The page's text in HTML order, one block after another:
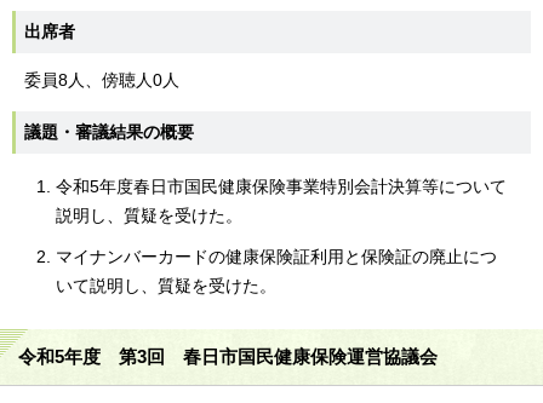
出席者
委員8人、傍聴人0人
議題・審議結果の概要
令和5年度春日市国民健康保険事業特別会計決算等について
説明し、質疑を受けた。
マイナンバーカードの健康保険証利用と保険証の廃止につ
いて説明し、質疑を受けた。
令和5年度 第3回 春日市国民健康保険運営協議会